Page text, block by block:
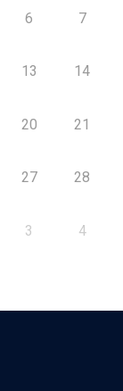
6 7
13 14
20 21
27 28
3 4